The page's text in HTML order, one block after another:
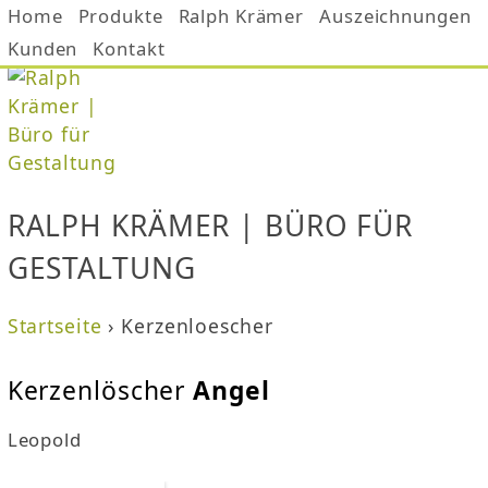
Jump to navigation
Home Produkte Ralph Krämer
Auszeichnungen
Kunden
Kontakt
RALPH KRÄMER | BÜRO FÜR
GESTALTUNG
i
e
Startseite › Kerzenloescher
KerzenlöscherAngel
Leopold